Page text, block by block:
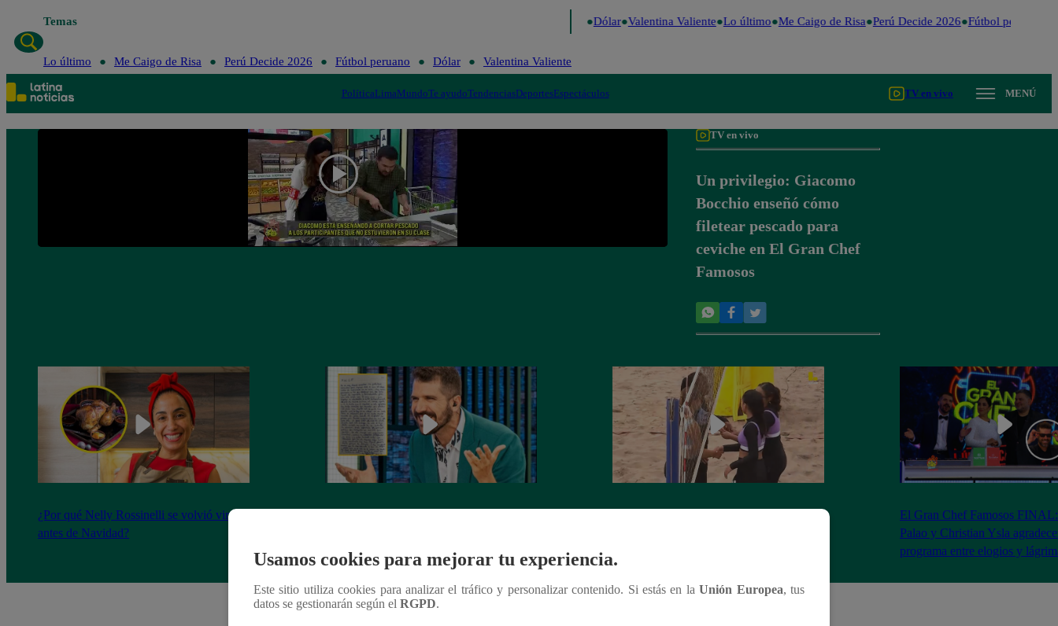
Temas Dólar Valentina Valiente Lo último Me Caigo de Risa Perú Decide 2026 Fútbol peruano
Lo último Me Caigo de Risa Perú Decide 2026 Fútbol peruano Dólar Valentina Valiente
PolíticaLimaMundoTe ayudoTendenciasDeportesEspectáculos TV en vivo MENÚ
TV en vivo
Un privilegio: Giacomo
Bocchio enseñó cómo
filetear pescado para
ceviche en El Gran Chef
Famosos
¿Por qué Nelly Rossinelli se volvió viral
antes de Navidad?
El Gran Chef Famosos
Palao y Christian Ysla
programa entre elogios y
Usamos cookies para mejorar tu experiencia.
Este sitio utiliza cookies para analizar el tráfico y personalizar contenido. Si estás en laUnión Europea, tus
datos se gestionarán según el RGPD.